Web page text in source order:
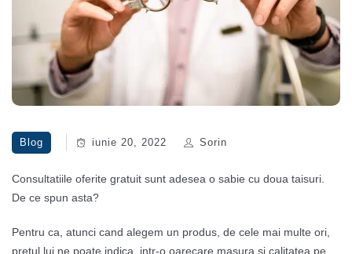
Blog iunie 20, 2022 Sorin
Consultatiile oferite gratuit sunt adesea o sabie cu doua taisuri.
De ce spun asta?
Pentru ca, atunci cand alegem un produs, de cele mai multe ori,
pretul lui ne poate indica, intr-o oarecare masura si calitatea pe